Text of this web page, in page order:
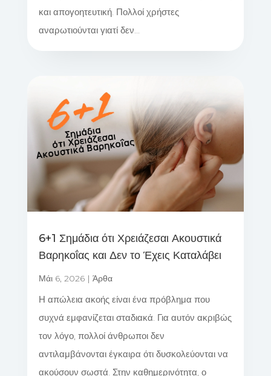
και απογοητευτική. Πολλοί χρήστες
αναρωτιούνται γιατί δεν...
6+1 Σημάδια ότι Χρειάζεσαι Ακουστικά
Βαρηκοΐας και Δεν το Έχεις Καταλάβει
Μάι 6, 2026| Άρθα
Η απώλεια ακοής είναι ένα πρόβλημα που
συχνά εμφανίζεται σταδιακά. Για αυτόν ακριβώς
τον λόγο, πολλοί άνθρωποι δεν
αντιλαμβάνονται έγκαιρα ότι δυσκολεύονται να
ακούσουν σωστά. Στην καθημερινότητα, ο